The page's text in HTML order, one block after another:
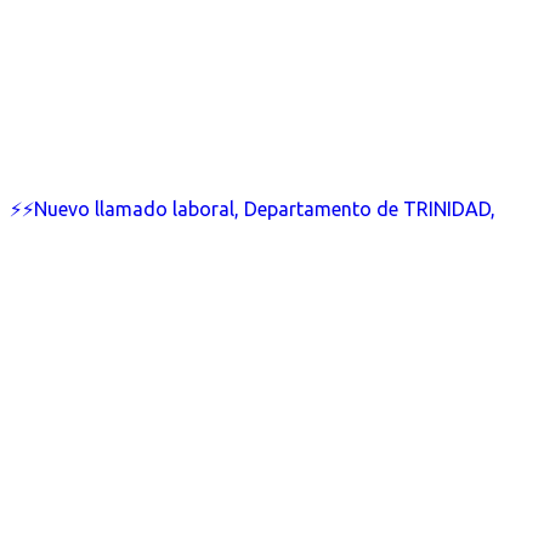
⚡⚡Nuevo llamado laboral, Departamento de TRINIDAD,